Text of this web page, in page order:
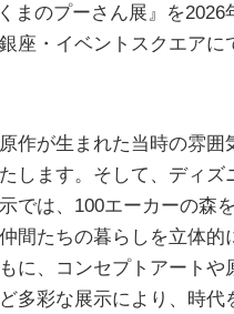
まのプーさん展』を2026
座・イベントスクエアに
作が生まれた当時の雰囲
します。そして、ディズ
では、100エーカーの森
間たちの暮らしを立体的
に、コンセプトアートや
多彩な展示により、時代